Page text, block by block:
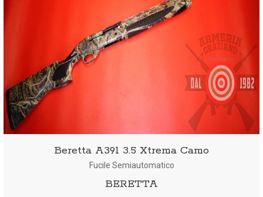
Beretta A391 3.5 Xtrema Camo
Fucile Semiautomatico
BERETTA